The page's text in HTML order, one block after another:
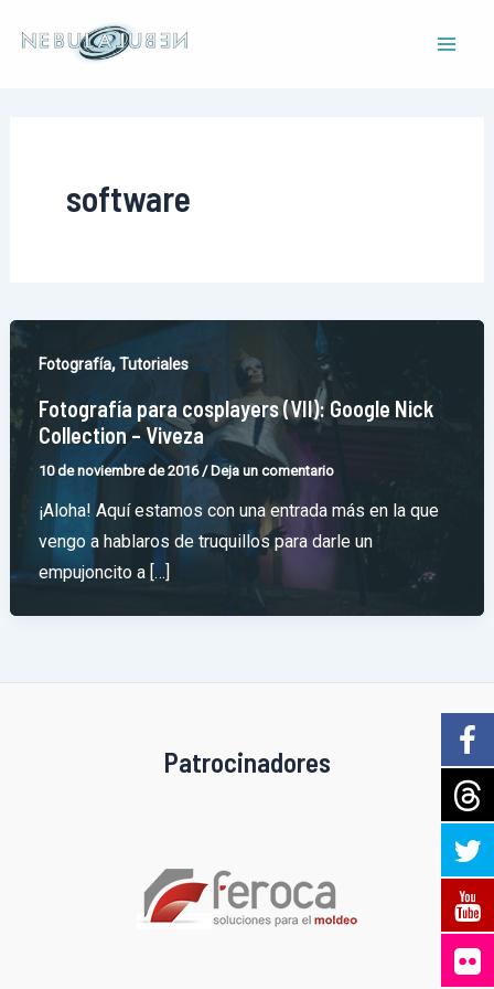
software
Fotografía,Tutoriales
Fotografía para cosplayers (VII): Google Nick
Collection – Viveza
10 de noviembre de 2016 /Deja un comentario
¡Aloha! Aquí estamos con una entrada más en la que
vengo a hablaros de truquillos para darle un
empujoncito a […]
Patrocinadores